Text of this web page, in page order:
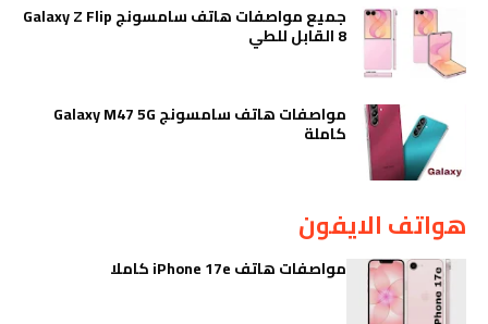
جميع مواصفات هاتف سامسونج Galaxy Z Flip
8 القابل للطي
مواصفات هاتف سامسونج Galaxy M47 5G
كاملة
هواتف الايفون
مواصفات هاتف iPhone 17e كاملا